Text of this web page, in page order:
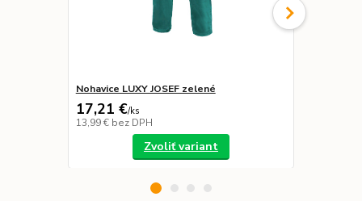
Nohavice LUXY JOSEF zelené
17,21 €/ks
13,99 € bez DPH
Zvoliť variant